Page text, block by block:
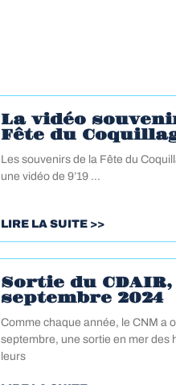
La vidéo
Fête du
Les souvenirs de la Fête du
une vidéo de 9’19 …
LIRE LA SUITE >>
Sortie du CDAIR,
septembre 2024
Comme chaque année, le CNM a
septembre, une sortie en mer des
leurs